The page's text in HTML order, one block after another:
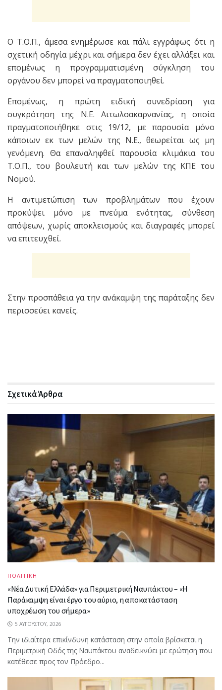
Ο Τ.Ο.Π., άμεσα ενημέρωσε και πάλι εγγράφως ότι η
σχετική οδηγία μέχρι και σήμερα δεν έχει αλλάξει και
επομένως η προγραμματισμένη σύγκληση του
οργάνου δεν μπορεί να πραγματοποιηθεί.
Επομένως, η πρώτη ειδική συνεδρίαση για
συγκρότηση της Ν.Ε. Αιτωλοακαρνανίας, η οποία
πραγματοποιήθηκε στις 19/12, με παρουσία μόνο
κάποιων εκ των μελών της Ν.Ε., θεωρείται ως μη
γενόμενη. Θα επαναληφθεί παρουσία κλιμάκια του
Τ.Ο.Π., του βουλευτή και των μελών της ΚΠΕ του
Νομού.
Η αντιμετώπιση των προβλημάτων που έχουν
προκύψει μόνο με πνεύμα ενότητας, σύνθεση
απόψεων, χωρίς αποκλεισμούς και διαγραφές μπορεί
να επιτευχθεί.
Στην προσπάθεια γα την ανάκαμψη της παράταξης δεν
περισσεύει κανείς.
ΣχετικάΆρθρα
ΠΟΛΙΤΙΚΗ
«Νέα Δυτική Ελλάδα» για Περιμετρική Ναυπάκτου – «Η
Παράκαμψη είναι έργο του αύριο, η αποκατάσταση
υποχρέωση του σήμερα»
5 ΑΥΓΟΎΣΤΟΥ, 2026
Την ιδιαίτερα επικίνδυνη κατάσταση στην οποία βρίσκεται η
Περιμετρική Οδός της Ναυπάκτου αναδεικνύει με ερώτηση που
κατέθεσε προς τον Πρόεδρο...